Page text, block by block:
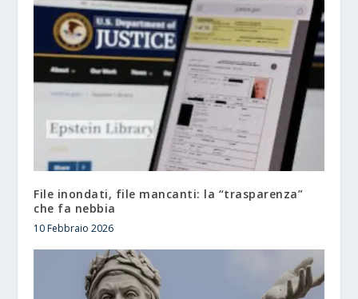
File inondati, file mancanti: la “trasparenza”
che fa nebbia
10 Febbraio 2026